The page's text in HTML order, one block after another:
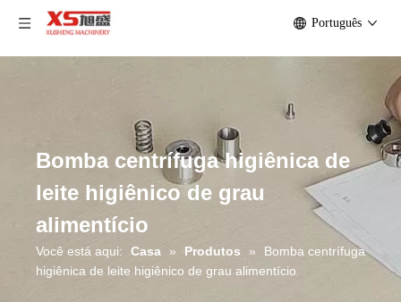
Português
Bomba centrífuga higiênica de
leite higiênico de grau
alimentício
Você está aqui: Casa » Produtos »
Bomba centrífuga
higiênica de leite higiênico de grau alimentício